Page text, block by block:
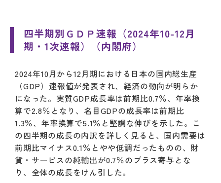
四半期別ＧＤＰ速報（2024年10-12月
期・1次速報）（内閣府）
2024年10月から12月期における日本の国内総生産
（GDP）速報値が発表され、経済の動向が明らか
になった。実質GDP成長率は前期比0.7％、年率換
算で2.8％となり、名目GDPの成長率は前期比
1.3％、年率換算で5.1％と堅調な伸びを示した。こ
の四半期の成長の内訳を詳しく見ると、国内需要は
前期比マイナス0.1％とやや低調だったものの、財
貨・サービスの純輸出が0.7％のプラス寄与とな
り、全体の成長をけん引した。